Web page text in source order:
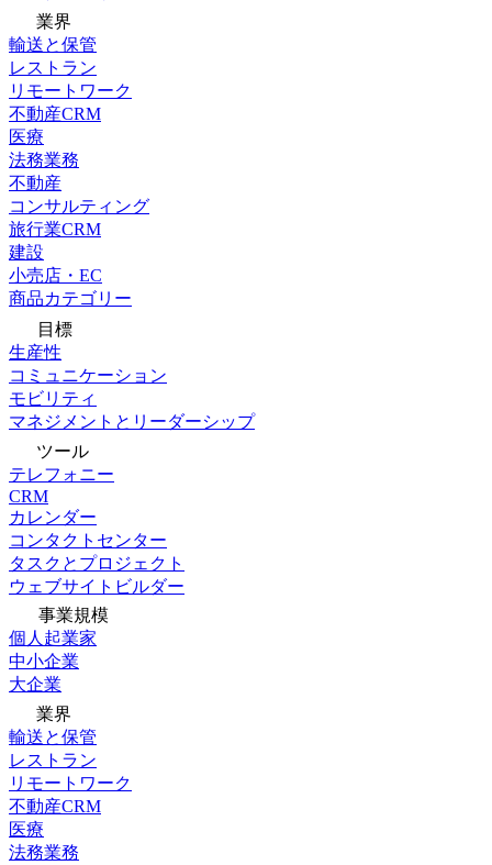
業界
輸送と保管
レストラン
リモートワーク
不動産CRM
医療
法務業務
不動産
コンサルティング
旅行業CRM
建設
小売店・EC
商品カテゴリー
目標
生産性
コミュニケーション
モビリティ
マネジメントとリーダーシップ
ツール
テレフォニー
CRM
カレンダー
コンタクトセンター
タスクとプロジェクト
ウェブサイトビルダー
事業規模
個人起業家
中小企業
大企業
業界
輸送と保管
レストラン
リモートワーク
不動産CRM
医療
法務業務